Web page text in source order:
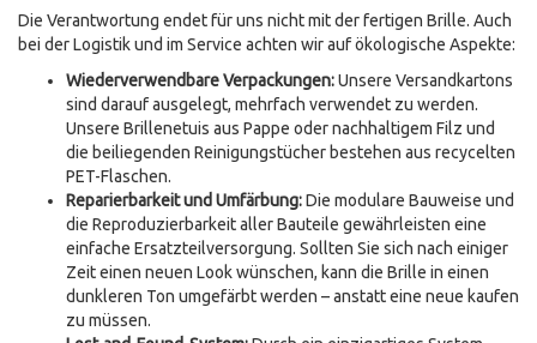
Die Verantwortung endet für uns nicht mit der fertigen Brille. Auch
bei der Logistik und im Service achten wir auf ökologische Aspekte:
Wiederverwendbare Verpackungen:Unsere Versandkartons
sind darauf ausgelegt, mehrfach verwendet zu werden.
Unsere Brillenetuis aus Pappe oder nachhaltigem Filz und
die beiliegenden Reinigungstücher bestehen aus recycelten
PET-Flaschen.
Reparierbarkeit und Umfärbung:Die modulare Bauweise und
die Reproduzierbarkeit aller Bauteile gewährleisten eine
einfache Ersatzteilversorgung. Sollten Sie sich nach einiger
Zeit einen neuen Look wünschen, kann die Brille in einen
dunkleren Ton umgefärbt werden – anstatt eine neue kaufen
zu müssen.